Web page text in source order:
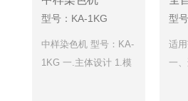
型号：KA-1KG
中样染色机 型号：KA-
1KG 一.主体设计 1.模
型号
适
一